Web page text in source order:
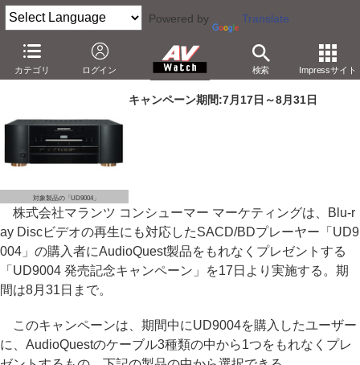
Powered by Translate
カテゴリ ログイン 検索 Impressサイト
マランツ、「UD9004」購入でAudioQuest製品プレゼント
－55,650円のHDMIケーブルなど。8月31日まで
対象製品の「UD9004」
キャンペーン期間:7月17日～8月31日
株式会社マランツ コンシューマー マーケティングは、Blu-r
ay Discビデオの再生にも対応したSACD/BDプレーヤー「UD9
004」の購入者にAudioQuest製品をもれなくプレゼントする
「UD9004 発売記念キャンペーン」を17日より実施する。期
間は8月31日まで。
このキャンペーンは、期間中にUD9004を購入したユーザー
に、AudioQuestのケーブル3種類の中から1つをもれなくプレ